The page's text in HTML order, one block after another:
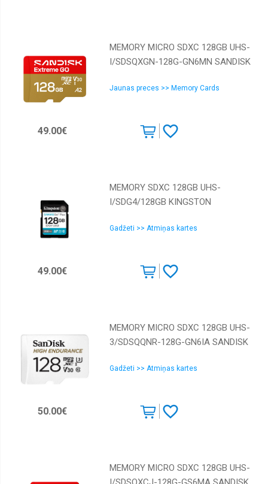
MEMORY MICRO SDXC 128GB UHS-
I/SDSQXGN-128G-GN6MN SANDISK
Jaunas preces >> Memory Cards
49.00€
MEMORY SDXC 128GB UHS-
I/SDG4/128GB KINGSTON
Gadžeti >> Atmiņas kartes
49.00€
MEMORY MICRO SDXC 128GB UHS-
3/SDSQQNR-128G-GN6IA SANDISK
Gadžeti >> Atmiņas kartes
50.00€
MEMORY MICRO SDXC 128GB UHS-